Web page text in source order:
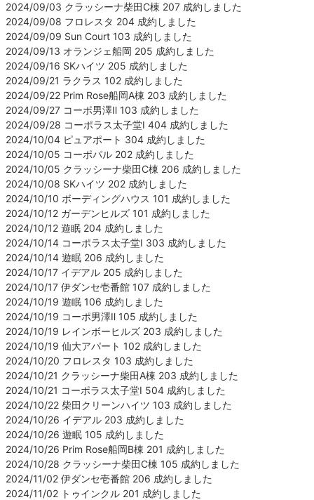
2024/09/03 クラッシーナ柴田C棟 207 成約しました
2024/09/08 フロレスタ 204 成約しました
2024/09/09 Sun Court 103 成約しました
2024/09/13 オランジェ船岡 205 成約しました
2024/09/16 SKハイツ 205 成約しました
2024/09/21 ラクラス 102 成約しました
2024/09/22 Prim Rose船岡A棟 203 成約しました
2024/09/27 コーポ男澤Ⅱ 103 成約しました
2024/09/28 コーポラス太子堂Ⅰ 404 成約しました
2024/10/04 ピュアポート 304 成約しました
2024/10/05 コーポパル 202 成約しました
2024/10/05 クラッシーナ柴田C棟 206 成約しました
2024/10/08 SKハイツ 202 成約しました
2024/10/10 ボーディングハウス 101 成約しました
2024/10/12 ガーデンヒルズ 101 成約しました
2024/10/12 遊眠 204 成約しました
2024/10/14 コーポラス太子堂Ⅰ 303 成約しました
2024/10/14 遊眠 206 成約しました
2024/10/17 イデアル 205 成約しました
2024/10/17 伊ダンセ壱番館 107 成約しました
2024/10/19 遊眠 106 成約しました
2024/10/19 コーポ男澤Ⅱ 105 成約しました
2024/10/19 レインボーヒルズ 203 成約しました
2024/10/19 仙大アパート 102 成約しました
2024/10/20 フロレスタ 103 成約しました
2024/10/21 クラッシーナ柴田A棟 203 成約しました
2024/10/21 コーポラス太子堂Ⅰ 504 成約しました
2024/10/22 柴田クリーンハイツ 103 成約しました
2024/10/26 イデアル 203 成約しました
2024/10/26 遊眠 105 成約しました
2024/10/26 Prim Rose船岡B棟 201 成約しました
2024/10/28 クラッシーナ柴田C棟 105 成約しました
2024/11/02 伊ダンセ壱番館 206 成約しました
2024/11/02 トゥインクル 201 成約しました